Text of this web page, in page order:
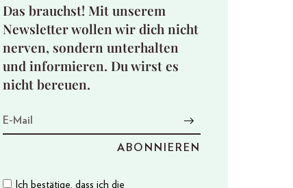
Das brauchst! Mit unserem
Newsletter wollen wir dich nicht
nerven, sondern unterhalten
und informieren. Du wirst es
nicht bereuen.
Ich bestätige, dass ich die